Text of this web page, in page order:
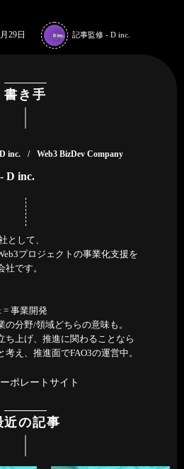
29日 記事監修 - D inc.
書き手
inc. Web3 BizDev Company
D inc.
として、
プロジェクトの事業化支援を
です。
= 事業開発
分野/領域どちらの意味も。
ち上げ、推進に関わることなら
え、推進面でFAO3の運営中。
ポレートサイト
近の記事